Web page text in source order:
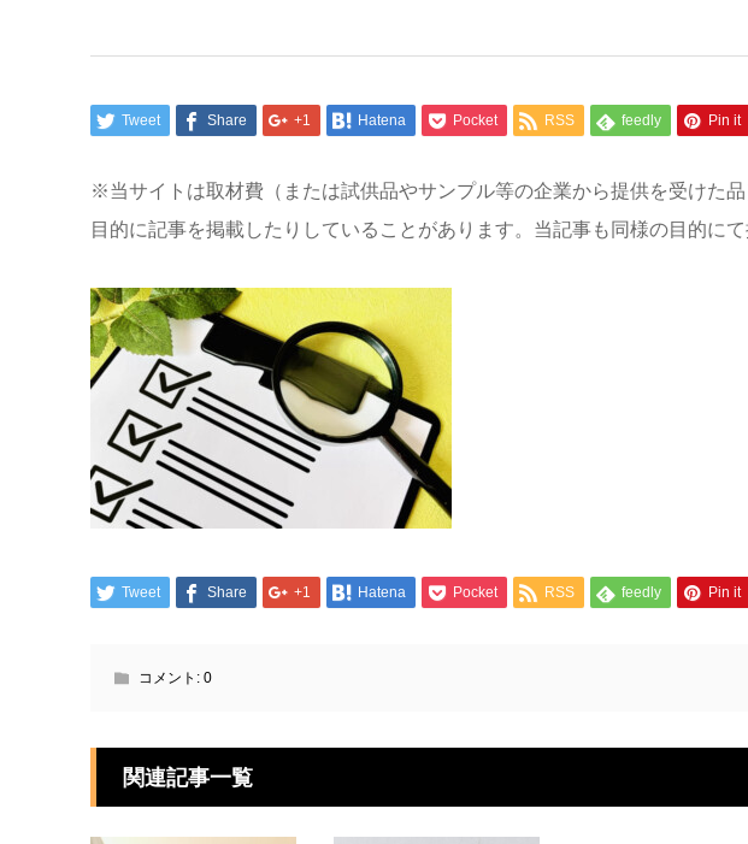
Tweet Share +1 Hatena Pocket RSS feedly Pin it
※当サイトは取材費（または試供品やサンプル等の企業から提供を受けた
目的に記事を掲載したりしていることがあります。当記事も同様の目的にて
Tweet Share +1 Hatena Pocket RSS feedly Pin it
コメント: 0
関連記事一覧